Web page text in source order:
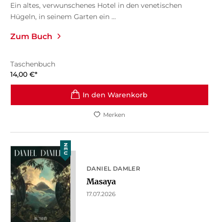
Ein altes, verwunschenes Hotel in den venetischen
Hügeln, in seinem Garten ein ...
Zum Buch
Taschenbuch
14,00 €*
In den Warenkorb
Merken
NEU
DANIEL DAMLER
Masaya
17.07.2026